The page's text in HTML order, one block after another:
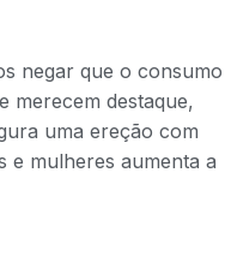
negar que o consumo
merecem destaque,
uma ereção com
e mulheres aumenta a